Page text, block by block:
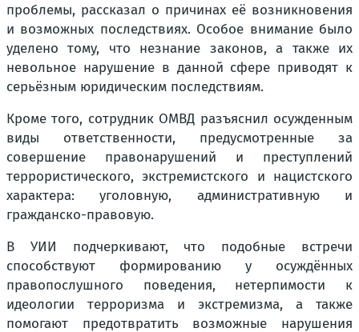
проблемы, рассказал о причинах её возникновения
и возможных последствиях. Особое внимание было
уделено тому, что незнание законов, а также их
невольное нарушение в данной сфере приводят к
серьёзным юридическим последствиям.
Кроме того, сотрудник ОМВД разъяснил осужденным
виды ответственности, предусмотренные за
совершение правонарушений и преступлений
террористического, экстремистского и нацистского
характера: уголовную, административную и
гражданско-правовую.
В УИИ подчеркивают, что подобные встречи
способствуют формированию у осуждённых
правопослушного поведения, нетерпимости к
идеологии терроризма и экстремизма, а также
помогают предотвратить возможные нарушения